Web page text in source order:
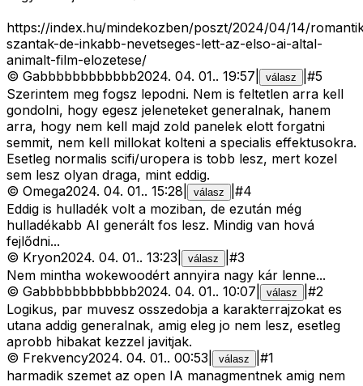
https://index.hu/mindekozben/poszt/2024/04/14/
szantak-de-inkabb-nevetseges-lett-az-elso-ai-altal-
animalt-film-elozetese/
© Gabbbbbbbbbbbb2024. 04. 01.. 19:57 válasz #5
Szerintem meg fogsz lepodni. Nem is feltetlen arra kell
gondolni, hogy egesz jeleneteket generalnak, hanem
arra, hogy nem kell majd zold panelek elott forgatni
semmit, nem kell millokat kolteni a specialis effektusokra.
Esetleg normalis scifi/uropera is tobb lesz, mert kozel
sem lesz olyan draga, mint eddig.
© Omega2024. 04. 01.. 15:28 válasz #4
Eddig is hulladék volt a moziban, de ezután még
hulladékabb AI generált fos lesz. Mindig van hová
fejlődni...
© Kryon2024. 04. 01.. 13:23 válasz #3
Nem mintha wokewoodért annyira nagy kár lenne...
© Gabbbbbbbbbbbb2024. 04. 01.. 10:07 válasz #2
Logikus, par muvesz osszedobja a karakterrajzokat es
utana addig generalnak, amig eleg jo nem lesz, esetleg
aprobb hibakat kezzel javitjak.
© Frekvency2024. 04. 01.. 00:53 válasz #1
harmadik szemet az open IA managmentnek amig nem